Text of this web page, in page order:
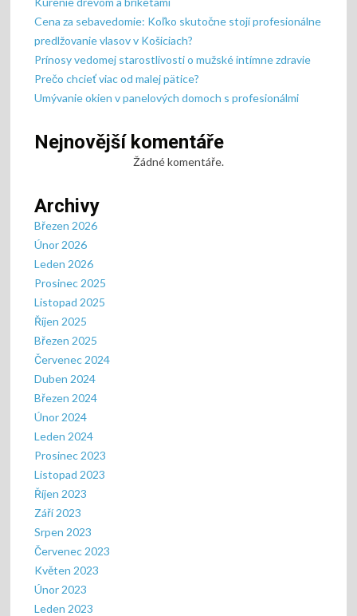
Cena za sebavedomie: Koľko skutočne stojí profesionálne
predlžovanie vlasov v Košiciach?
Prínosy vedomej starostlivosti o mužské intímne zdravie
Prečo chcieť viac od malej pätice?
Umývanie okien v panelových domoch s profesionálmi
Nejnovější komentáře
Žádné komentáře.
Archivy
Březen 2026
Únor 2026
Leden 2026
Prosinec 2025
Listopad 2025
Říjen 2025
Březen 2025
Červenec 2024
Duben 2024
Březen 2024
Únor 2024
Leden 2024
Prosinec 2023
Listopad 2023
Říjen 2023
Září 2023
Srpen 2023
Červenec 2023
Květen 2023
Únor 2023
Leden 2023